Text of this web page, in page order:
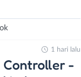
Controller -
1 hari lalu